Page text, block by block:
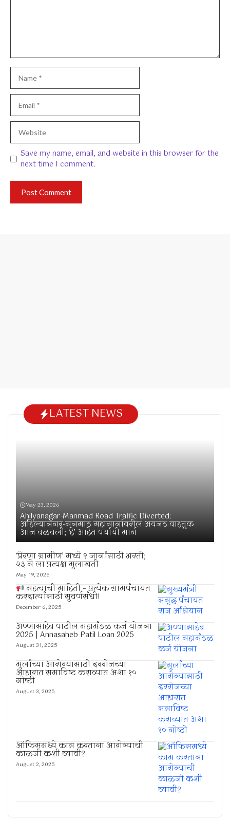
Name
Email
Website
Save my name, email, and website in this browser for the
next time I comment.
LATEST NEWS
May 23, 2026
Ahilyanagar-Manmad Road Traffic Diverted:
अहिल्यानगर-मनमाड महामार्गावरील अवजड वाहतूक
आज वळवली; ‘हे’ आहेत पर्यायी मार्ग
‘प्रेरणा ग्रामीण’ मध्ये ९ जागांसाठी भरती;
२३ मे ला प्रत्यक्ष मुलाखती
May 19, 2026
महत्वाची माहिती – प्रत्येक ग्रामपंचायत
करदात्यांसाठी सुवर्णसंधी!
December 6, 2025
अण्णासाहेब पाटील महामंडळ कर्ज योजना
2025 | Annasaheb Patil Loan 2025
August 31, 2025
मुलांच्या आरोग्यासाठी दररोजच्या
आहारात समाविष्ट कराव्यात अशा १०
गोष्टी
August 3, 2025
ऑफिसमध्ये काम करताना आरोग्याची
काळजी कशी घ्यावी?
August 2, 2025